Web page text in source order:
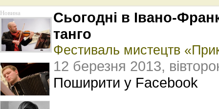
Новина
Сьогодні в Івано-
танго
Фестиваль мистецтв
12 березня 2013,
Поширити у Facebook